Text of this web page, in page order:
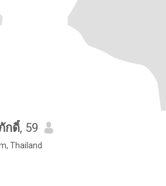
กดิ์, 59
Thailand